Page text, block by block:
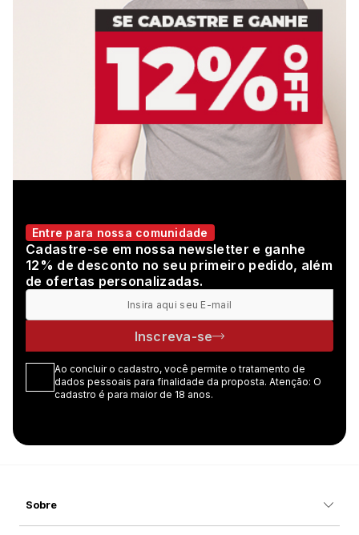
Entre para nossa comunidade
Cadastre-se em nossa newsletter e ganhe
12% de desconto no seu primeiro pedido, além
de ofertas personalizadas.
Inscreva-se
Ao concluir o cadastro, você permite o tratamento de
dados pessoais para finalidade da proposta. Atenção: O
cadastro é para maior de 18 anos.
Sobre